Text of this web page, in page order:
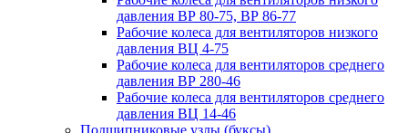
давления ВР 80-75, ВР 86-77
Рабочие колеса для вентиляторов низкого
давления ВЦ 4-75
Рабочие колеса для вентиляторов среднего
давления ВР 280-46
Рабочие колеса для вентиляторов среднего
давления ВЦ 14-46
Подшипниковые узлы (буксы)